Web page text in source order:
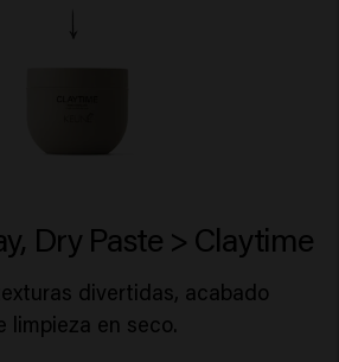
Dry Paste > Claytime
divertidas, acabado
limpieza en seco.